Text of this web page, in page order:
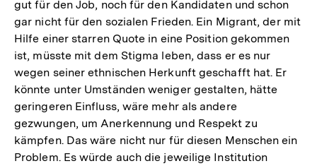
gut für den Job, noch für den Kandidaten und schon
gar nicht für den sozialen Frieden. Ein Migrant, der mit
Hilfe einer starren Quote in eine Position gekommen
ist, müsste mit dem Stigma leben, dass er es nur
wegen seiner ethnischen Herkunft geschafft hat. Er
könnte unter Umständen weniger gestalten, hätte
geringeren Einfluss, wäre mehr als andere
gezwungen, um Anerkennung und Respekt zu
kämpfen. Das wäre nicht nur für diesen Menschen ein
Problem. Es würde auch die jeweilige Institution